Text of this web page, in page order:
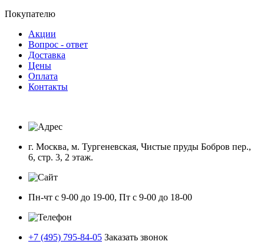
Покупателю
Акции
Вопрос - ответ
Доставка
Цены
Оплата
Контакты
г. Москва, м. Тургеневская, Чистые пруды Бобров пер.,
6, стр. 3, 2 этаж.
Пн-чт с 9-00 до 19-00, Пт с 9-00 до 18-00
+7 (495) 795-84-05 Заказать звонок